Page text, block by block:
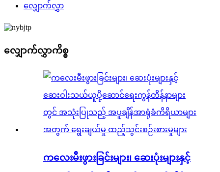
လျှောက်လွှာ
လျှောက်လွှာကိစ္စ
ကလေးမီးဖွားခြင်းများ၊ ဆေးပုံးများနှင့်